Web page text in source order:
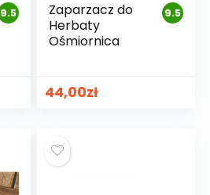
9.5 9.5
Zaparzacz do
Herbaty
Ośmiornica
44,00zł